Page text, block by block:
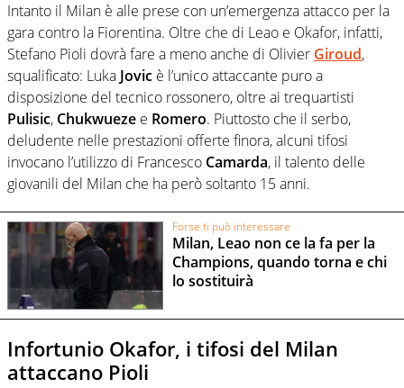
Intanto il Milan è alle prese con un’emergenza attacco per la
gara contro la Fiorentina. Oltre che di Leao e Okafor, infatti,
Stefano Pioli dovrà fare a meno anche di Olivier Giroud,
squalificato: Luka Jovic è l’unico attaccante puro a
disposizione del tecnico rossonero, oltre ai trequartisti
Pulisic, Chukwueze e Romero. Piuttosto che il serbo,
deludente nelle prestazioni offerte finora, alcuni tifosi
invocano l’utilizzo di Francesco Camarda, il talento delle
giovanili del Milan che ha però soltanto 15 anni.
Forse ti può interessare
Milan, Leao non ce la fa per la
Champions, quando torna e chi
lo sostituirà
Infortunio Okafor, i tifosi del Milan
attaccano Pioli